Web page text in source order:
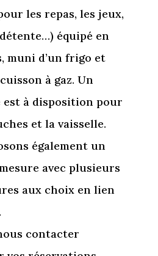
les repas, les jeux,
équipé en
muni d’un frigo et
à gaz. Un
est à disposition pour
et la vaisselle.
également un
avec plusieurs
aux choix en lien
contacter